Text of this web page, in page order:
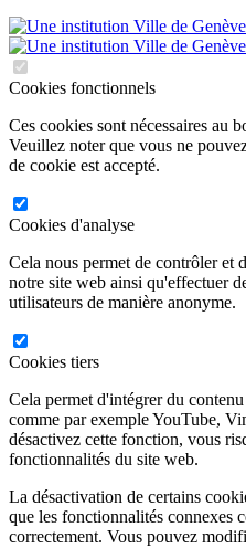
Cookies fonctionnels
Ces cookies sont nécessaires au
Veuillez noter que vous ne
de cookie est accepté.
Cookies d'analyse
Cela nous permet de contrôler et
notre site web ainsi qu'effectuer
utilisateurs de manière anonyme.
Cookies tiers
Cela permet d'intégrer du
comme par exemple YouTube,
désactivez cette fonction, vous
fonctionnalités du site web.
La désactivation de certains
que les fonctionnalités connexes
correctement. Vous pouvez